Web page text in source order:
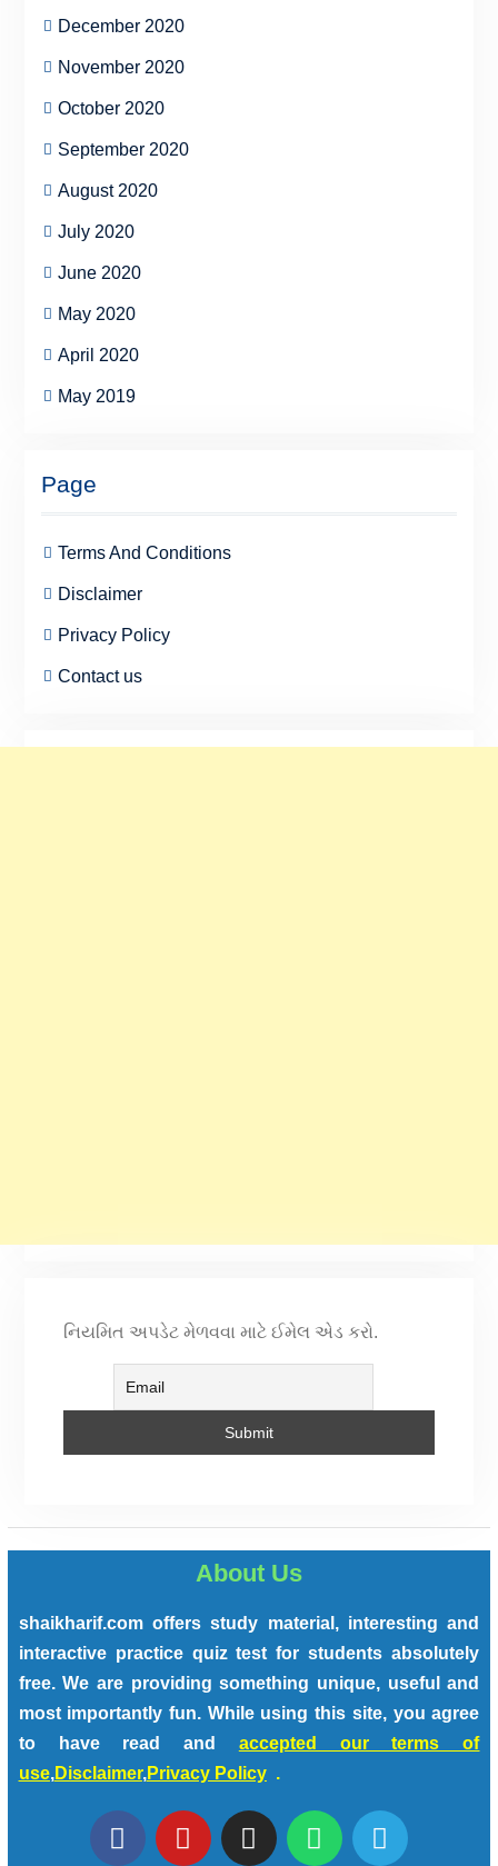
December 2020
November 2020
October 2020
September 2020
August 2020
July 2020
June 2020
May 2020
April 2020
May 2019
Page
Terms And Conditions
Disclaimer
Privacy Policy
Contact us
નિયમિત અપડેટ મેળવવા માટે ઈમેલ એડ કરો.
About Us
shaikharif.com offers study material, interesting and
interactive practice quiz test for students absolutely
free. We are providing something unique, useful and
most importantly fun. While using this site, you agree
to have read and accepted our terms of
use,Disclaimer,Privacy Policy .